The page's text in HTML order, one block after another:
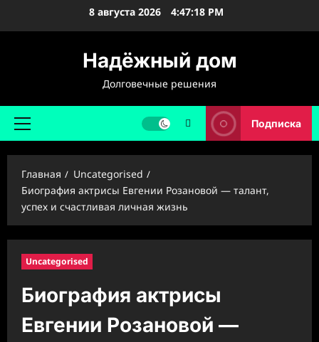
8 августа 2026 4:47:19 PM
Надёжный дом
Долговечные решения
Основное
Подписка
Главная
Uncategorised
Биография актрисы Евгении Розановой — талант,
успех и счастливая личная жизнь
Uncategorised
Биография актрисы
Евгении Розановой —